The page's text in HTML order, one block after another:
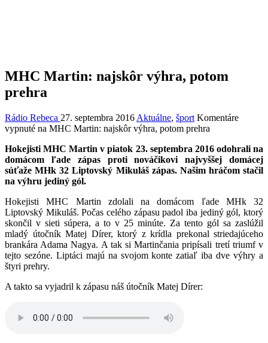
MHC Martin: najskôr výhra, potom
prehra
Rádio Rebeca 27. septembra 2016 Aktuálne, šport Komentáre
vypnuté na MHC Martin: najskôr výhra, potom prehra
Hokejisti MHC Martin v piatok 23. septembra 2016 odohrali na
domácom ľade zápas proti nováčikovi najvyššej domácej
súťaže MHk 32 Liptovský Mikuláš zápas. Našim hráčom stačil
na výhru jediný gól.
Hokejisti MHC Martin zdolali na domácom ľade MHk 32
Liptovský Mikuláš. Počas celého zápasu padol iba jediný gól, ktorý
skončil v sieti súpera, a to v 25 minúte. Za tento gól sa zaslúžil
mladý útočník Matej Dírer, ktorý z krídla prekonal striedajúceho
brankára Adama Nagya. A tak si Martinčania pripísali tretí triumf v
tejto sezóne. Liptáci majú na svojom konte zatiaľ iba dve výhry a
štyri prehry.
A takto sa vyjadril k zápasu náš útočník Matej Dírer: